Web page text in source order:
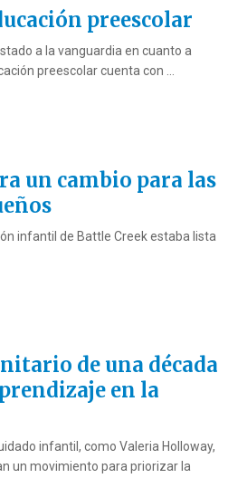
preescolar
a la vanguardia en cuanto a
preescolar cuenta con ...
un cambio para las
infantil de Battle Creek estaba lista
de una década
en la
infantil, como Valeria Holloway,
un movimiento para priorizar la